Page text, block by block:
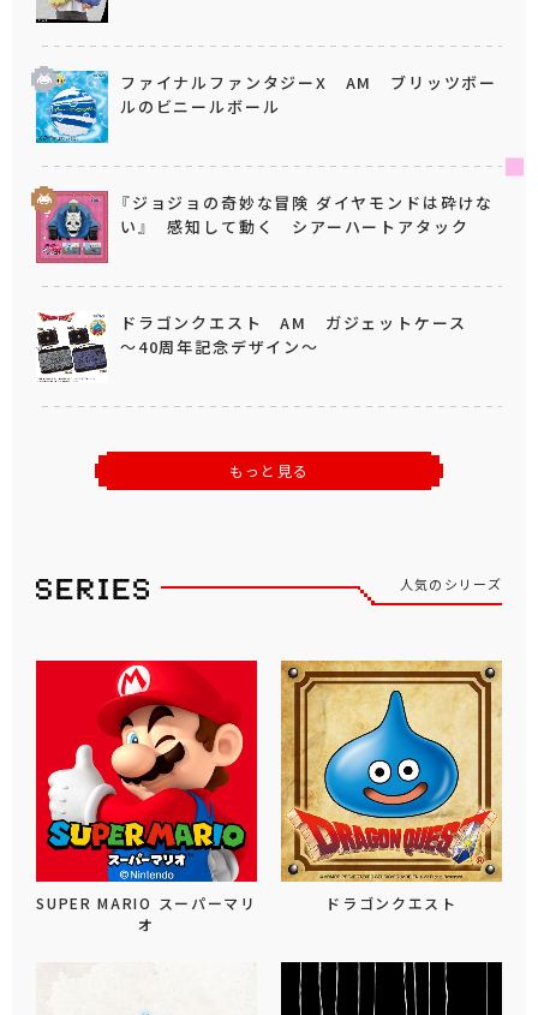
ファイナルファンタジーX AM ブリッツボー
ルのビニールボール
『ジョジョの奇妙な冒険 ダイヤモンドは砕けな
い』 感知して動く シアーハートアタック
ドラゴンクエスト AM ガジェットケース
～40周年記念デザイン～
もっと見る
人気のシリーズ
SUPER MARIO スーパーマリ
オ
ドラゴンクエスト